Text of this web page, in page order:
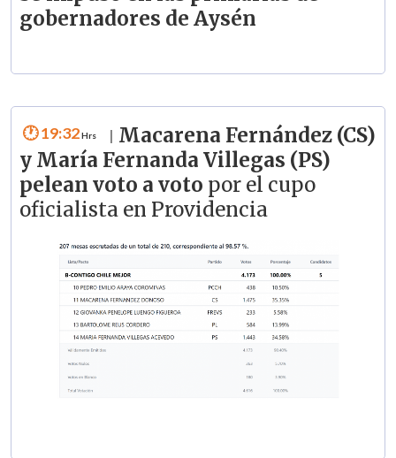
gobernadores de Aysén
19:32
Macarena Fernández (CS)
y María Fernanda Villegas (PS)
pelean voto a voto por el cupo
oficialista en Providencia